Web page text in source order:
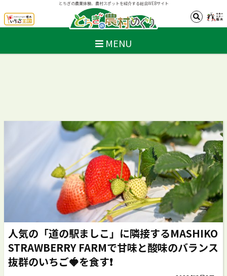
とちぎの農業体験、農村スポットを紹介する総合WEBサイト
MENU
人気の「道の駅ましこ」に隣接するMASHIKO
STRAWBERRY FARMで甘味と酸味のバランス
抜群のいちご🍓を食す❗️